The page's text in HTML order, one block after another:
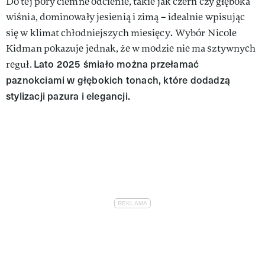
wiśnia, dominowały jesienią i zimą – idealnie wpisując
się w klimat chłodniejszych miesięcy.Wybór Nicole
Kidman pokazuje jednak, że w modzie nie ma sztywnych
reguł. Lato 2025 śmiało można przełamać
paznokciami w głębokich tonach, które dodadzą
stylizacji pazura i elegancji.